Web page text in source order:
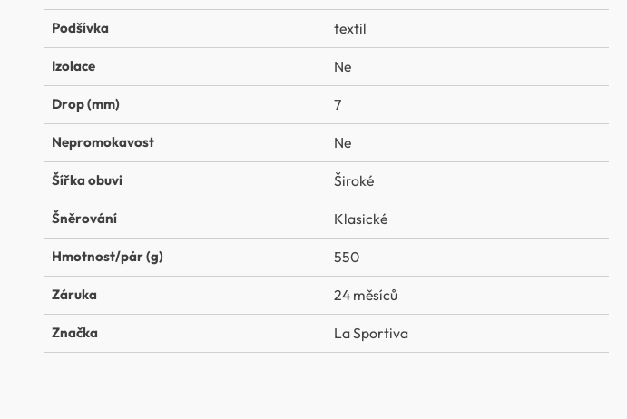
Podšívka textil
Izolace Ne
Drop (mm) 7
Nepromokavost Ne
Šířka obuvi Široké
Šněrování Klasické
Hmotnost/pár (g) 550
Záruka 24 měsíců
Značka La Sportiva